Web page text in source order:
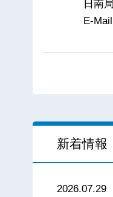
日南局
E-Mail
新着情報
2026.07.29